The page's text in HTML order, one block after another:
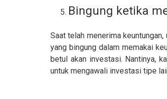
Bingung ketika
Saat telah menerima
yang bingung dalam memakai
betul akan investasi. Nantinya,
untuk mengawali investasi tipe